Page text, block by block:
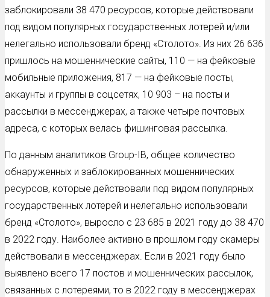
заблокировали 38 470 ресурсов, которые действовали
под видом популярных государственных лотерей и/или
нелегально использовали бренд «Столото». Из них 26 636
пришлось на мошеннические сайты, 110 — на фейковые
мобильные приложения, 817 — на фейковые посты,
аккаунты и группы в соцсетях, 10 903 – на посты и
рассылки в мессенджерах, а также четыре почтовых
адреса, с которых велась фишинговая рассылка.
По данным аналитиков Group-IB, общее количество
обнаруженных и заблокированных мошеннических
ресурсов, которые действовали под видом популярных
государственных лотерей и нелегально использовали
бренд «Столото», выросло с 23 685 в 2021 году до 38 470
в 2022 году. Наиболее активно в прошлом году скамеры
действовали в мессенджерах. Если в 2021 году было
выявлено всего 17 постов и мошеннических рассылок,
связанных с лотереями, то в 2022 году в мессенджерах